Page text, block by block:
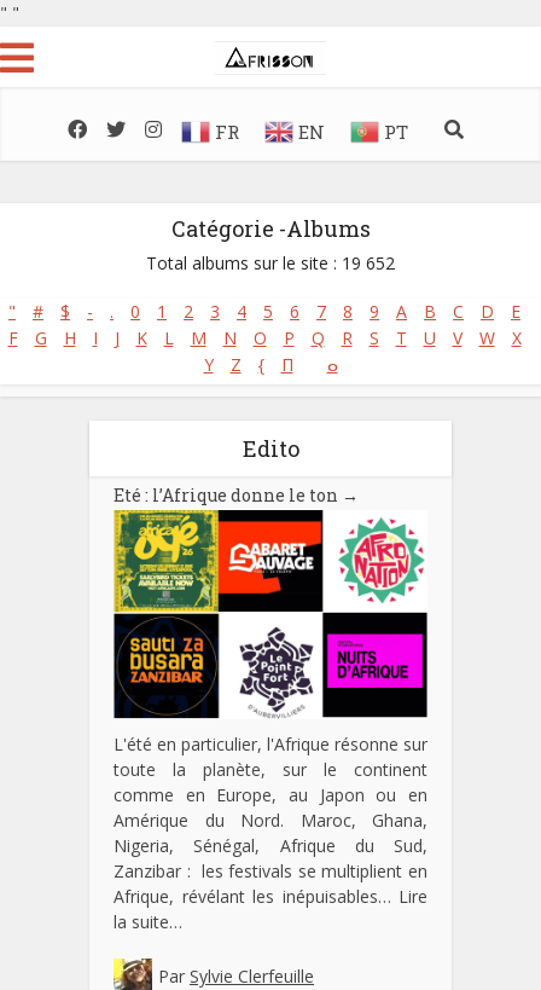
" "
FR EN PT
Catégorie -Albums
Total albums sur le site : 19 652
" # $ - . 0 1 2 3 4 5 6 7 8 9 A B C D
E
F
G H I J K L M N O P Q R S T U V W
X
Y
Z { Π ⴰ
Edito
Eté : l’Afrique donne le ton →
L'été en particulier, l'Afrique résonne sur
toute la planète, sur le continent
comme en Europe, au Japon ou en
Amérique du Nord. Maroc, Ghana,
Nigeria, Sénégal, Afrique du Sud,
Zanzibar : les festivals se multiplient en
Afrique, révélant les inépuisables… Lire
la suite…
Par Sylvie Clerfeuille